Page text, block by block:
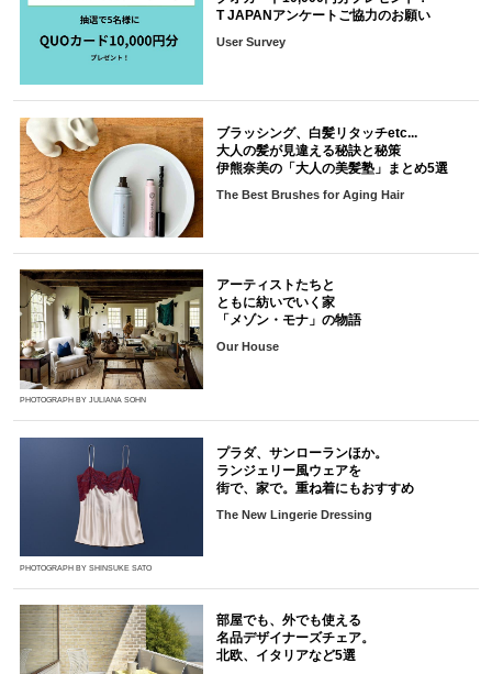
T JAPANアンケートご協力のお願い
User Survey
ブラッシング、白髪リタッチetc...
大人の髪が見違える秘訣と秘策
伊熊奈美の「大人の美髪塾」まとめ5選
The Best Brushes for Aging Hair
PHOTOGRAPH BY JULIANA SOHN
アーティストたちと
ともに紡いでいく家
「メゾン・モナ」の物語
Our House
PHOTOGRAPH BY SHINSUKE SATO
プラダ、サンローランほか。
ランジェリー風ウェアを
街で、家で。重ね着にもおすすめ
The New Lingerie Dressing
部屋でも、外でも使える
名品デザイナーズチェア。
北欧、イタリアなど5選